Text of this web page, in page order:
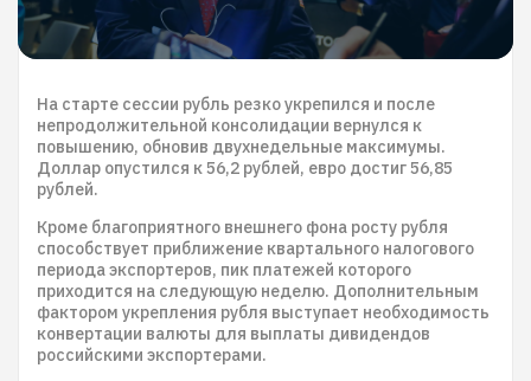
На старте сессии рубль резко укрепился и после
непродолжительной консолидации вернулся к
повышению, обновив двухнедельные максимумы.
Доллар опустился к 56,2 рублей, евро достиг 56,85
рублей.
Кроме благоприятного внешнего фона росту рубля
способствует приближение квартального налогового
периода экспортеров, пик платежей которого
приходится на следующую неделю. Дополнительным
фактором укрепления рубля выступает необходимость
конвертации валюты для выплаты дивидендов
российскими экспортерами.